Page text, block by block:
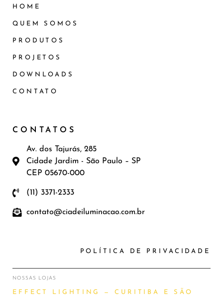
HOME
QUEM SOMOS
PRODUTOS
PROJETOS
DOWNLOADS
CONTATO
CONTATOS
Av. dos Tajurás, 285
Cidade Jardim - São Paulo – SP
CEP 05670-000
(11) 3371-2333
contato@ciadeiluminacao.com.br
POLÍTICA DE PRIVACIDADE
NOSSAS LOJAS
EFFECT LIGHTING — CURITIBA E SÃO